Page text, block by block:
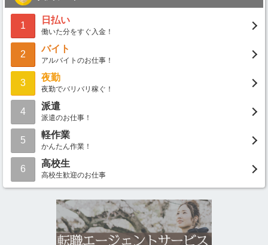
1
日払い
働いた分をすぐ入金！
2
バイト
アルバイトのお仕事！
3
夜勤
夜勤でバリバリ稼ぐ！
4
派遣
派遣のお仕事！
5
軽作業
かんたん作業！
6
高校生
高校生歓迎のお仕事